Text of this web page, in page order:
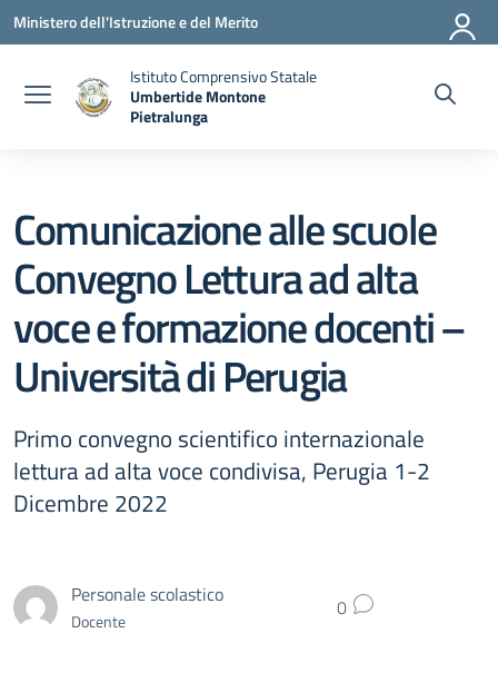
Vai ai contenuti
Vai al menu di navigazione
Vai al footer
Ministero dell'Istruzione e del Merito
Istituto Comprensivo Statale
Umbertide Montone
Pietralunga
Comunicazione alle scuole
Convegno Lettura ad alta
voce e formazione docenti –
Università di Perugia
Primo convegno scientifico internazionale
lettura ad alta voce condivisa, Perugia 1-2
Dicembre 2022
Personale scolastico
Docente 0